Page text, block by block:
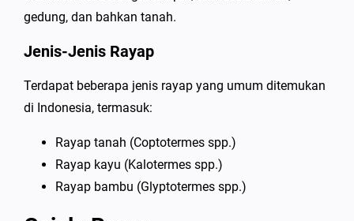
gedung, dan bahkan tanah.
Jenis-Jenis Rayap
Terdapat beberapa jenis rayap yang umum ditemukan
di Indonesia, termasuk:
Rayap tanah (Coptotermes spp.)
Rayap kayu (Kalotermes spp.)
Rayap bambu (Glyptotermes spp.)